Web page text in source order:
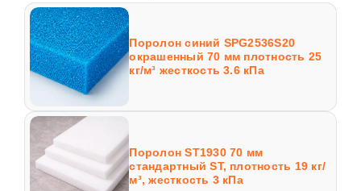
Поролон синий SPG2536S20
окрашенный 70 мм плотность 25
кг/м³ жесткость 3.6 кПа
Поролон ST1930 70 мм
стандартный ST, плотность 19 кг/
м³, жесткость 3 кПа